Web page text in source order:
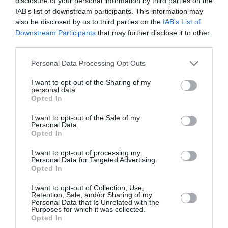
IAB’s list of downstream participants. This information may
also be disclosed by us to third parties on the IAB’s List of
Downstream Participants that may further disclose it to other
Personal Data Processing Opt Outs
I want to opt-out of the Sharing of my
personal data.
Opted In
I want to opt-out of the Sale of my
Personal Data.
Opted In
I want to opt-out of processing my
Personal Data for Targeted Advertising.
Opted In
I want to opt-out of Collection, Use,
Retention, Sale, and/or Sharing of my
Personal Data that Is Unrelated with the
Purposes for which it was collected.
Opted In
Κίνηση χορωδιών:Αιμιλία Τσάμη
Πιάνο, ενορχηστρώσεις:Αχιλλέας Γουάστωρ
Μουσική διεύθυνση:Στάθης Σούλης
Συμπαραγωγή:Φιλεκπαιδευτική Εταιρεία – Μέγαρο
Μουσικής Αθηνών
Μία παράσταση για όλους και για παιδιά από 5 ετών και
Ταυτότητα Εκδήλωσης
Μέγαρο Μουσικής Αθηνών, Βασ. Σοφίας και Κόκκαλη,
Αθήνα